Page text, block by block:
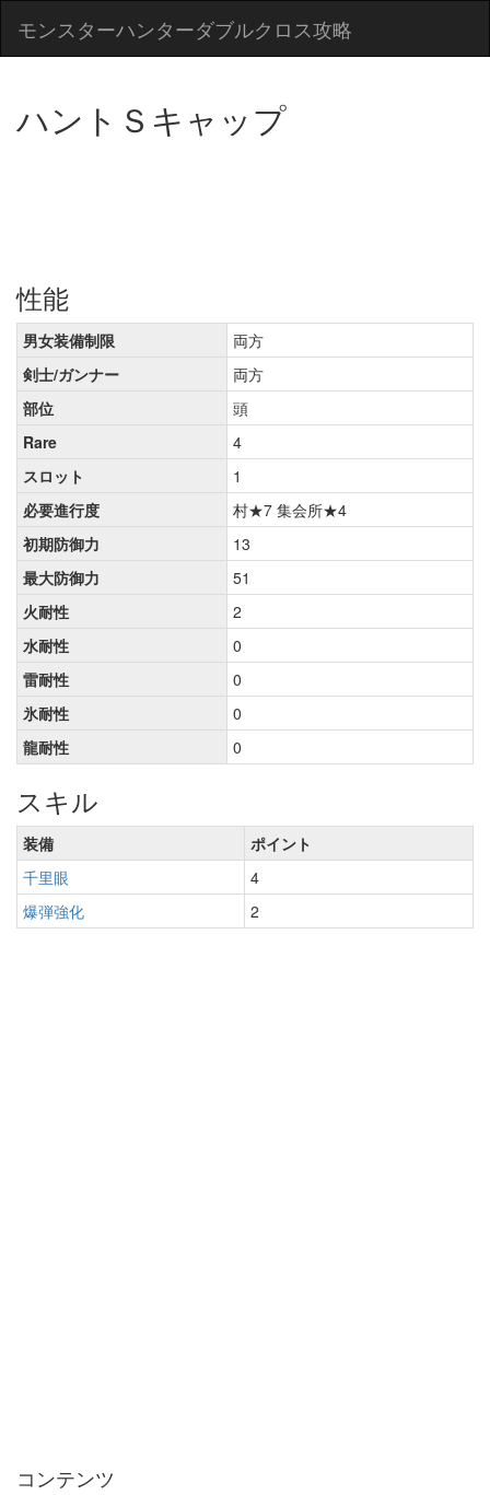
モンスターハンターダブルクロス攻略
ハントＳキャップ
性能
男女装備制限
両方
剣士/ガンナー
両方
部位
頭
Rare
4
スロット
1
必要進行度
村★7 集会所★4
初期防御力
13
最大防御力
51
火耐性
2
水耐性
0
雷耐性
0
氷耐性
0
龍耐性
0
スキル
装備
ポイント
千里眼
4
爆弾強化
2
コンテンツ